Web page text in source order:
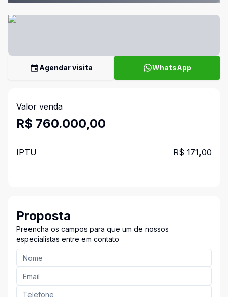
Agendar visita WhatsApp
Valor venda
R$ 760.000,00
IPTU R$ 171,00
Proposta
Preencha os campos para que um de nossos
especialistas entre em contato